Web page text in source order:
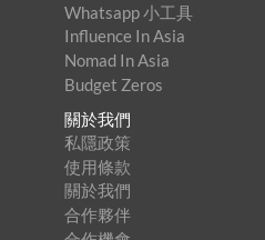
Whatsapp 小工具
Influence In Asia
Nomad In Asia
Budget Zeros
關於我們
私隱政策
使用條款
關於我們
合作夥伴